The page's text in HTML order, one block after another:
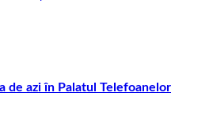
de azi în Palatul Telefoanelor